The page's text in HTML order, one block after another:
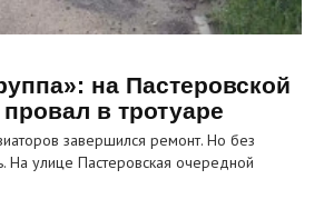
на Пастеровской
в тротуаре
завершился ремонт. Но без
улице Пастеровская очередной